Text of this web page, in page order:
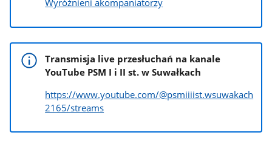
Wyróżnieni akompaniatorzy
Transmisja live przesłuchań na kanale
YouTube PSM I i II st. w Suwałkach
https://www.youtube.com/@psmiiiist.wsuwakach
2165/streams